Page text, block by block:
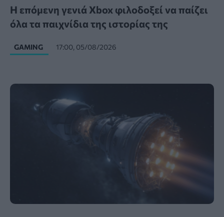
Η επόμενη γενιά Xbox φιλοδοξεί να παίζει
όλα τα παιχνίδια της ιστορίας της
GAMING 17:00, 05/08/2026